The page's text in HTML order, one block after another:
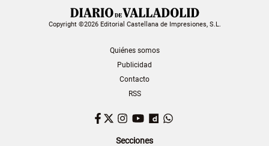
Copyright ©2026 Editorial Castellana de Impresiones, S.L.
Quiénes somos
Publicidad
Contacto
RSS
Facebook
TwitterInstagram
YouTubeDailymotion
Secciones